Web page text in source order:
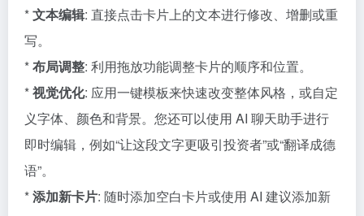
*文本编辑: 直接点击卡片上的文本进行修改、增删或重
写。
*布局调整: 利用拖放功能调整卡片的顺序和位置。
*视觉优化: 应用一键模板来快速改变整体风格，或自定
义字体、颜色和背景。您还可以使用 AI 聊天助手进行
即时编辑，例如“让这段文字更吸引投资者”或“翻译成德
语”。
*添加新卡片: 随时添加空白卡片或使用 AI 建议添加新